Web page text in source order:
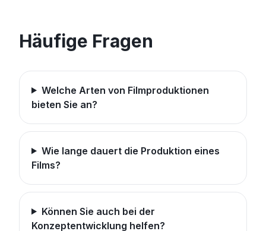
Häufige Fragen
Welche Arten von Filmproduktionen
bieten Sie an?
Wie lange dauert die Produktion eines
Films?
Können Sie auch bei der
Konzeptentwicklung helfen?